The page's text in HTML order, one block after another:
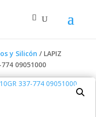
y Silicón / LAPIZ
774 09051000